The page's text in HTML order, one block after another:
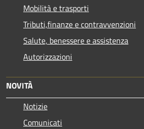
Mobilità e trasporti
Tributi,finanze e contravvenzioni
Salute, benessere e assistenza
Autorizzazioni
NOVITÀ
Notizie
Comunicati